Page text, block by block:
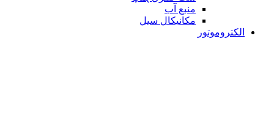
منبع آب
مکانیکال سیل
الکتروموتور